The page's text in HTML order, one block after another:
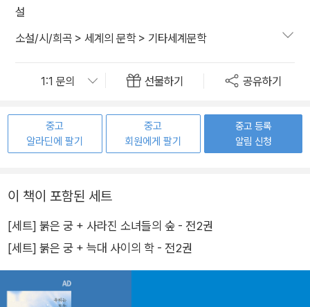
설
소설/시/희곡 > 세계의 문학> 기타세계문학
선물하기 공유하기
중고
알라딘에 팔기
중고
회원에게 팔기
중고 등록
알림 신청
이 책이 포함된 세트
[세트] 붉은 궁 + 사라진 소녀들의 숲 - 전2권
[세트] 붉은 궁 + 늑대 사이의 학 - 전2권